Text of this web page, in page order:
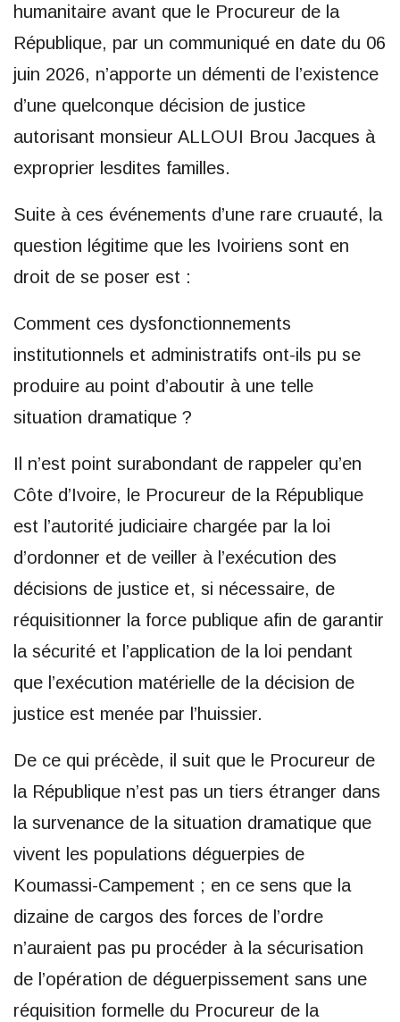
humanitaire avant que le Procureur de la
République, par un communiqué en date du 06
juin 2026, n’apporte un démenti de l’existence
d’une quelconque décision de justice
autorisant monsieur ALLOUI Brou Jacques à
exproprier lesdites familles.
Suite à ces événements d’une rare cruauté, la
question légitime que les Ivoiriens sont en
droit de se poser est :
Comment ces dysfonctionnements
institutionnels et administratifs ont-ils pu se
produire au point d’aboutir à une telle
situation dramatique ?
Il n’est point surabondant de rappeler qu’en
Côte d’Ivoire, le Procureur de la République
est l’autorité judiciaire chargée par la loi
d’ordonner et de veiller à l’exécution des
décisions de justice et, si nécessaire, de
réquisitionner la force publique afin de garantir
la sécurité et l’application de la loi pendant
que l’exécution matérielle de la décision de
justice est menée par l’huissier.
De ce qui précède, il suit que le Procureur de
la République n’est pas un tiers étranger dans
la survenance de la situation dramatique que
vivent les populations déguerpies de
Koumassi-Campement ; en ce sens que la
dizaine de cargos des forces de l’ordre
n’auraient pas pu procéder à la sécurisation
de l’opération de déguerpissement sans une
réquisition formelle du Procureur de la